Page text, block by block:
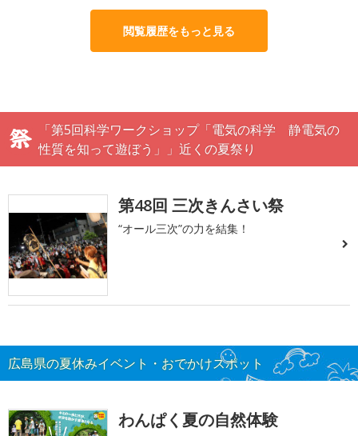
閲覧履歴をもっと見る
「第5回科学ワークショップ「電気の科学 静電気の
性質を知って遊ぼう」」近くの夏祭り
第48回 三次きんさい祭
“オール三次”の力を結集！
広島県の夏休みイベント・おでかけスポット
わんぱく夏の自然体験